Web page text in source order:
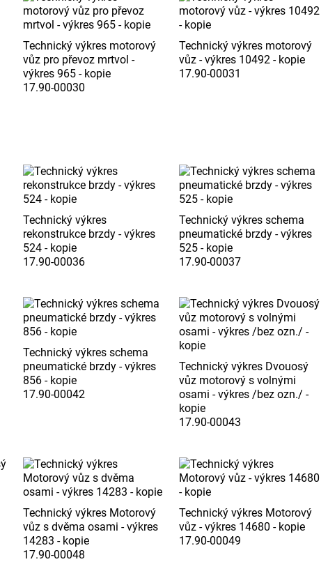
Technický výkres motorový
vůz pro převoz mrtvol -
výkres 965 - kopie
17.90-00030
Technický výkres motorový
vůz - výkres 10492 - kopie
17.90-00031
Technický výkres
rekonstrukce brzdy - výkres
524 - kopie
17.90-00036
Technický výkres schema
pneumatické brzdy - výkres
525 - kopie
17.90-00037
Technický výkres schema
pneumatické brzdy - výkres
856 - kopie
17.90-00042
Technický výkres Dvouosý
vůz motorový s volnými
osami - výkres /bez ozn./ -
kopie
17.90-00043
Technický výkres Motorový
vůz s dvěma osami - výkres
14283 - kopie
17.90-00048
Technický výkres Motorový
vůz - výkres 14680 - kopie
17.90-00049